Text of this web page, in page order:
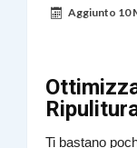
Aggiunto 10
Ti bastano